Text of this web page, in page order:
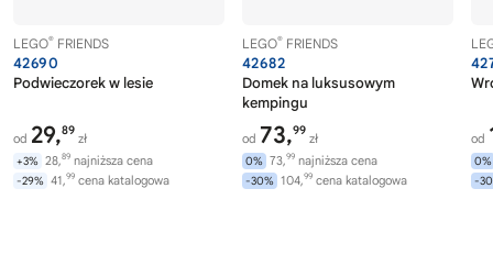
LEGO® FRIENDS
42690
Podwieczorek w lesie
od 29,89
zł
+3% 28,89 najniższa cena
-29% 41,99 cena katalogowa
LEGO® FRIENDS
42682
Domek na luksusowym
kempingu
od 73,99
zł
0% 73,99 najniższa cena
-30% 104,99 cena katalogowa
od
0%
-